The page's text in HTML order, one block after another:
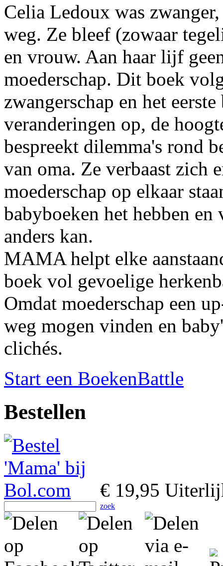
Celia Ledoux was
weg. Ze bleef (zowaar
en vrouw. Aan haar lijf
moederschap. Dit boek
zwangerschap en het
veranderingen op, de
bespreekt dilemma's rond
van oma. Ze verbaast zich
moederschap op elkaar
babyboeken het hebben
anders kan.
MAMA helpt elke
boek vol gevoelige
Omdat moederschap een
weg mogen vinden en
clichés.
Start een BoekenBattle
Bestellen
€ 19,95
zoek